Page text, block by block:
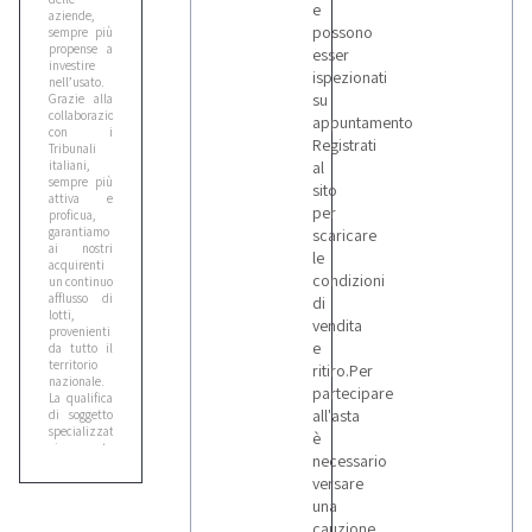
aziende,
sempre più
propense a
investire
nell’usato.
Grazie alla
collaborazione
con i
Tribunali
italiani,
sempre più
attiva e
proficua,
garantiamo
ai nostri
acquirenti
un continuo
afflusso di
lotti,
provenienti
da tutto il
territorio
nazionale.
La qualifica
di soggetto
specializzato
ci consente
ogni fase del
e
possono
esser
ispezionati
su
appuntamento
Registrati
al
sito
per
scaricare
le
condizioni
di
vendita
e
ritiro.Per
partecipare
all'asta
è
necessario
versare
una